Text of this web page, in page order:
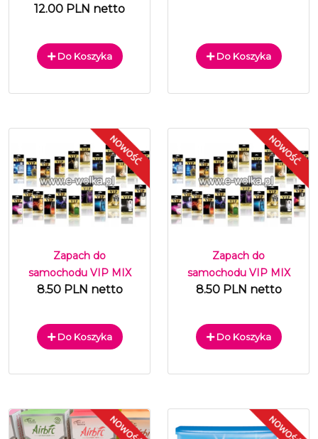
12.00 PLN netto
Do Koszyka Do Koszyka
Zapach do
samochodu VIP MIX
8.50 PLN netto
Do Koszyka
Zapach do
samochodu VIP MIX
8.50 PLN netto
Do Koszyka